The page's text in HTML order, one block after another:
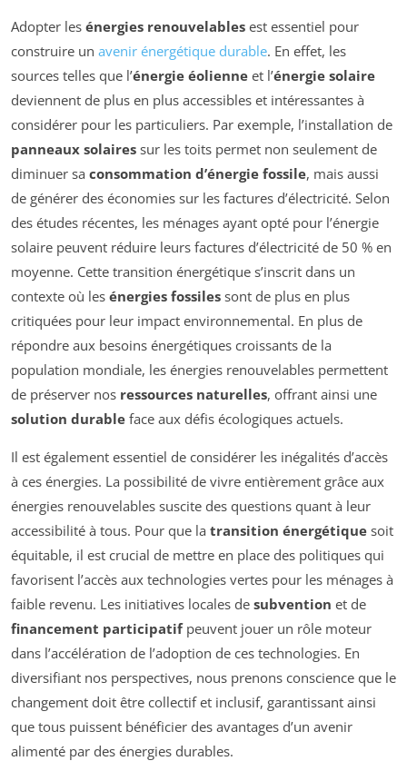
Adopter les énergies renouvelables est essentiel pour
construire un avenir énergétique durable. En effet, les
sources telles que l’énergie éolienne et l’énergie solaire
deviennent de plus en plus accessibles et intéressantes à
considérer pour les particuliers. Par exemple, l’installation de
panneaux solaires sur les toits permet non seulement de
diminuer sa consommation d’énergie fossile, mais aussi
de générer des économies sur les factures d’électricité. Selon
des études récentes, les ménages ayant opté pour l’énergie
solaire peuvent réduire leurs factures d’électricité de 50 % en
moyenne. Cette transition énergétique s’inscrit dans un
contexte où les énergies fossiles sont de plus en plus
critiquées pour leur impact environnemental. En plus de
répondre aux besoins énergétiques croissants de la
population mondiale, les énergies renouvelables permettent
de préserver nos ressources naturelles, offrant ainsi une
solution durable face aux défis écologiques actuels.
Il est également essentiel de considérer les inégalités d’accès
à ces énergies. La possibilité de vivre entièrement grâce aux
énergies renouvelables suscite des questions quant à leur
accessibilité à tous. Pour que la transition énergétique soit
équitable, il est crucial de mettre en place des politiques qui
favorisent l’accès aux technologies vertes pour les ménages à
faible revenu. Les initiatives locales de subvention et de
financement participatifpeuvent jouer un rôle moteur
dans l’accélération de l’adoption de ces technologies. En
diversifiant nos perspectives, nous prenons conscience que le
changement doit être collectif et inclusif, garantissant ainsi
que tous puissent bénéficier des avantages d’un avenir
alimenté par des énergies durables.